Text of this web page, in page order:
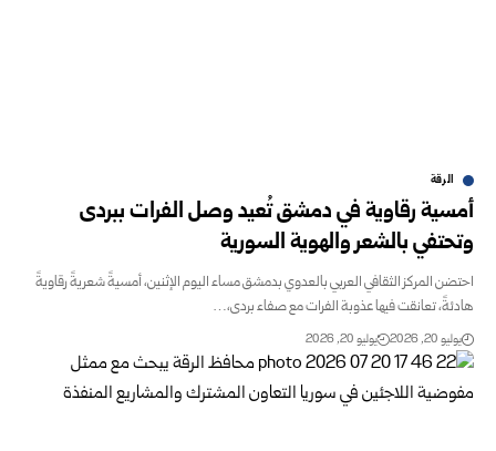
الرقة
أمسية رقاوية في دمشق تُعيد وصل الفرات ببردى
وتحتفي ‏بالشعر والهوية السورية
احتضن المركز الثقافي العربي بالعدوي بدمشق مساء اليوم ‏الإثنين، أمسيةً شعريةً رقاويةً
هادئةً، تعانقت فيها عذوبة الفرات ‏مع صفاء بردى،…
يوليو 20, 2026 يوليو 20, 2026